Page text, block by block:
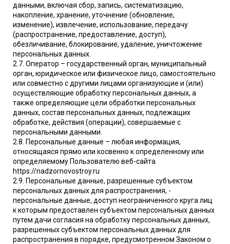
данными, включая сбор, запись, систематизацию,
накопление, хранение, уточнение (обновление,
изменение), извлечение, использование, передачу
(распространение, предоставление, доступ),
обезличивание, блокирование, удаление, уничтожение
персональных данных.
2.7. Оператор – государственный орган, муниципальный
орган, юридическое или физическое лицо, самостоятельно
или совместно с другими лицами организующие и (или)
осуществляющие обработку персональных данных, а
также определяющие цели обработки персональных
данных, состав персональных данных, подлежащих
обработке, действия (операции), совершаемые с
персональными данными.
2.8. Персональные данные – любая информация,
относящаяся прямо или косвенно к определенному или
определяемому Пользователю веб-сайта
https://nadzornovostroy.ru
2.9. Персональные данные, разрешенные субъектом
персональных данных для распространения, -
персональные данные, доступ неограниченного круга лиц
к которым предоставлен субъектом персональных данных
путем дачи согласия на обработку персональных данных,
разрешенных субъектом персональных данных для
распространения в порядке, предусмотренном Законом о